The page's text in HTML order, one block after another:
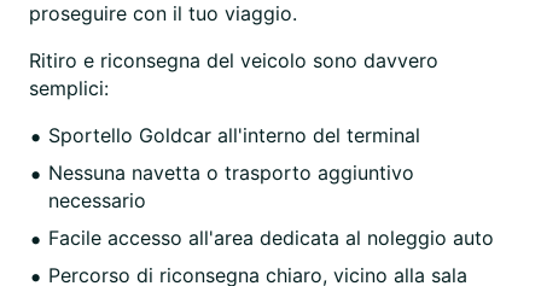
proseguire con il tuo viaggio.
Ritiro e riconsegna del veicolo sono davvero
semplici:
Sportello Goldcar all'interno del terminal
Nessuna navetta o trasporto aggiuntivo
necessario
Facile accesso all'area dedicata al noleggio auto
Percorso di riconsegna chiaro, vicino alla sala